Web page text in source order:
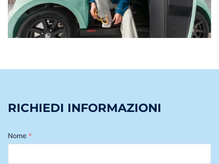
RICHIEDI INFORMAZIONI
Nome *